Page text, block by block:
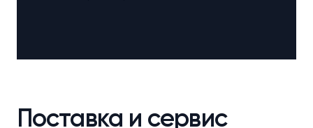
Поставка и сервис